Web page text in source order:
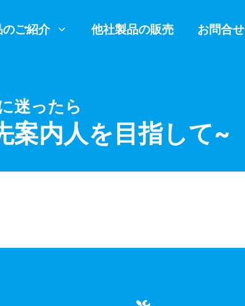
のご紹介 他社製品の販売 お問合せ
迷ったら
案内人を目指して~